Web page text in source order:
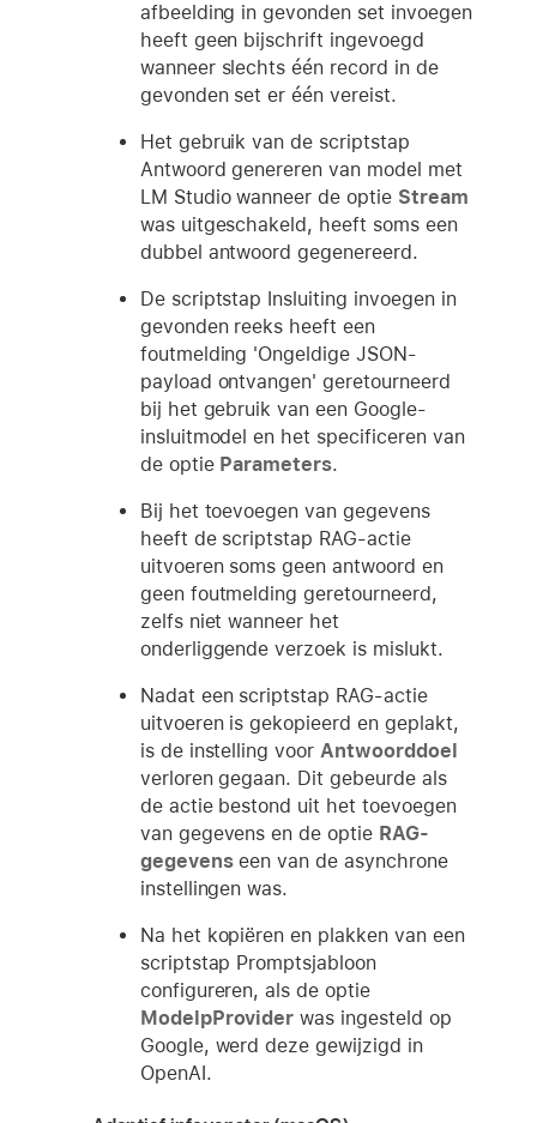
afbeelding in gevonden set invoegen
heeft geen bijschrift ingevoegd
wanneer slechts één record in de
gevonden set er één vereist.
Het gebruik van de scriptstap
Antwoord genereren van model met
LM Studio wanneer de optie Stream
was uitgeschakeld, heeft soms een
dubbel antwoord gegenereerd.
De scriptstap Insluiting invoegen in
gevonden reeks heeft een
foutmelding 'Ongeldige JSON-
payload ontvangen' geretourneerd
bij het gebruik van een Google-
insluitmodel en het specificeren van
de optie Parameters.
Bij het toevoegen van gegevens
heeft de scriptstap RAG-actie
uitvoeren soms geen antwoord en
geen foutmelding geretourneerd,
zelfs niet wanneer het
onderliggende verzoek is mislukt.
Nadat een scriptstap RAG-actie
uitvoeren is gekopieerd en geplakt,
is de instelling voor Antwoorddoel
verloren gegaan. Dit gebeurde als
de actie bestond uit het toevoegen
van gegevens en de optie RAG-
gegevenseen van de asynchrone
instellingen was.
Na het kopiëren en plakken van een
scriptstap Promptsjabloon
configureren, als de optie
ModelpProvider was ingesteld op
Google, werd deze gewijzigd in
OpenAI.